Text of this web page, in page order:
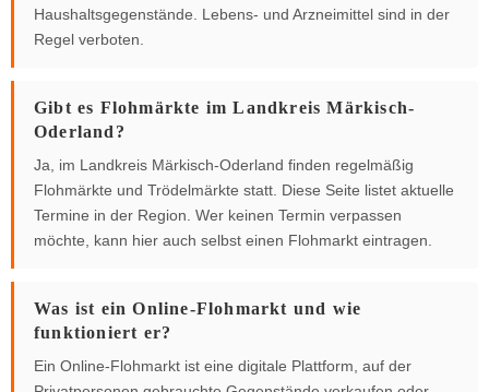
Haushaltsgegenstände. Lebens- und Arzneimittel sind in der
Regel verboten.
Gibt es Flohmärkte im Landkreis Märkisch-
Oderland?
Ja, im Landkreis Märkisch-Oderland finden regelmäßig
Flohmärkte und Trödelmärkte statt. Diese Seite listet aktuelle
Termine in der Region. Wer keinen Termin verpassen
möchte, kann hier auch selbst einen Flohmarkt eintragen.
Was ist ein Online-Flohmarkt und wie
funktioniert er?
Ein Online-Flohmarkt ist eine digitale Plattform, auf der